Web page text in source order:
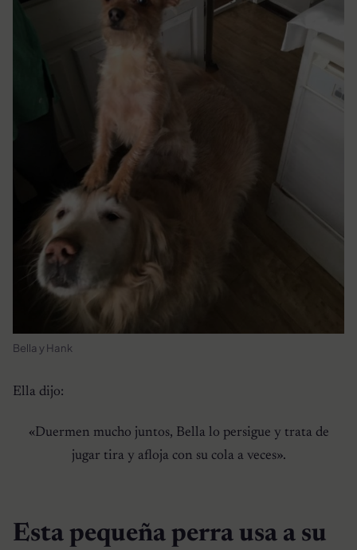
Bella y Hank
Ella dijo:
«Duermen mucho juntos, Bella lo persigue y trata de
jugar tira y afloja con su cola a veces».
Esta pequeña perra usa a su